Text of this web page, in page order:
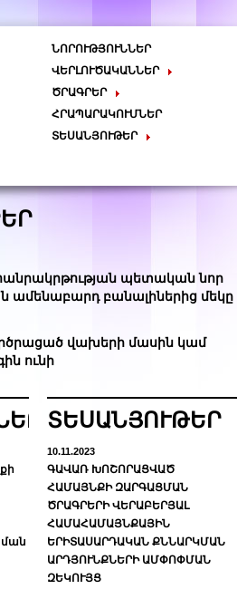
ՆՈՐՈՒԹՅՈՒՆՆԵՐ
ՎԵՐԼՈՒԾԱԿԱՆՆԵՐ
Համառոտագրեր
Տեսակետներ
Ակնարկ
ԾՐԱԳՐԵՐ
Տարածաշրջանային
ինտեգրում
Ցանցեր /
Արդյունավետ կառավարում
Կրթություն
Գենդեր
Հանրային առողջապահություն
ՀՐԱՊԱՐԱԿՈՒՄՆԵՐ
ՏԵՍԱՆՅՈՒԹԵՐ
Սոցիալական գովազդ
պետական նոր
ամենաբարդ բանալիներից մեկը
վախերի մասին կամ
ունի
ՏԵՍԱՆՅՈՒԹԵՐ
10.11.2023
ԳԱՎԱՌ ԽՈՇՈՐԱՑՎԱԾ
ՀԱՄԱՅՆՔԻ ԶԱՐԳԱՑՄԱՆ
ԾՐԱԳՐԵՐԻ ՎԵՐԱԲԵՐՅԱԼ
ՀԱՄԱՀԱՄԱՅՆՔԱՅԻՆ
ԵՐԻՏԱՍԱՐԴԱԿԱՆ ՔՆՆԱՐԿՄԱՆ
ԱՐԴՅՈՒՆՔՆԵՐԻ ԱՄՓՈՓՄԱՆ
ԶԵԿՈՒՅՑ